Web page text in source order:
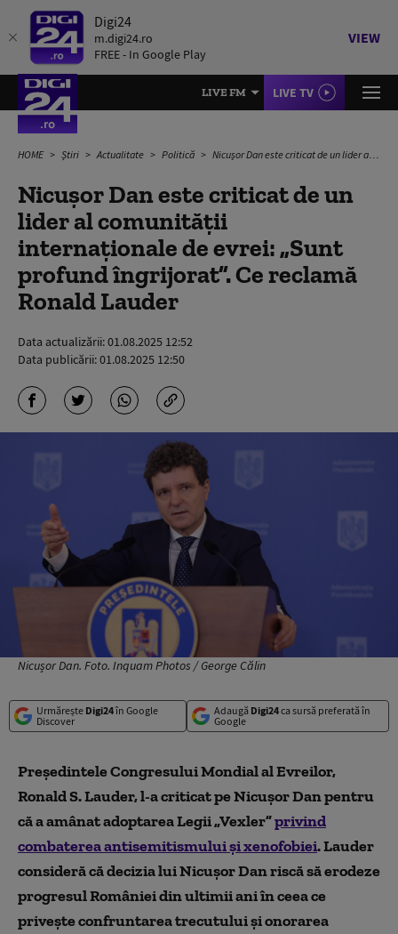
Digi24
m.digi24.ro
FREE - In Google Play
VIEW
LIVE FM LIVE TV
HOME Știri Actualitate Politică Nicușor Dan este criticat de un lider al comunității internaționale de evrei: „Sunt profund îngrijorat”. Ce reclamă Ronald Lauder
Nicușor Dan este criticat de un
lider al comunității
internaționale de evrei: „Sunt
profund îngrijorat”. Ce reclamă
Ronald Lauder
Data actualizării:01.08.2025 12:52
Data publicării:01.08.2025 12:50
Nicușor Dan. Foto. Inquam Photos / George Călin
Urmărește Digi24în Google
Discover
Adaugă Digi24ca sursă preferată în
Google
Președintele Congresului Mondial al Evreilor,
Ronald S. Lauder, l-a criticat pe Nicușor Dan pentru
că a amânat adoptarea Legii „Vexler”privind
combaterea antisemitismului și xenofobiei. Lauder
consideră că decizia lui Nicușor Dan riscă să erodeze
progresul României din ultimii ani în ceea ce
privește confruntarea trecutului și onorarea